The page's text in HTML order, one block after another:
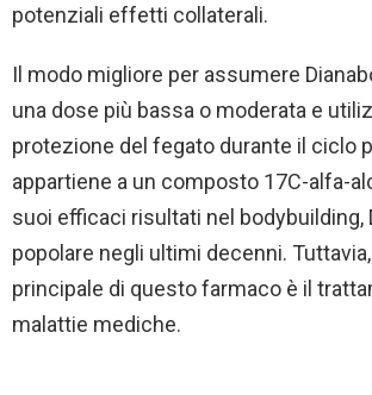
potenziali effetti collaterali.
Il modo migliore per assumere
una dose più bassa o moderata e
protezione del fegato durante il ciclo
appartiene a un composto 17C-alfa-
suoi efficaci risultati nel bodybuilding,
popolare negli ultimi decenni.
principale di questo farmaco è il
malattie mediche.